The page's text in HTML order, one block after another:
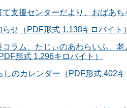
支援センターだより、おばあ
せ（PDF形式 1,138キロバイト）
ラム、たじぃのあわらいふ、
形式 1,296キロバイト）
のカレンダー（PDF形式 402キ